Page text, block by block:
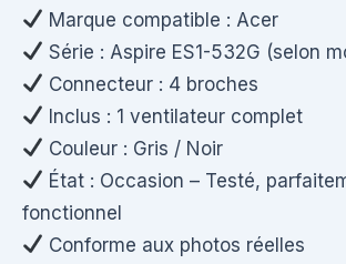
Marque compatible : Acer
Série : Aspire ES1-532G (selon
Connecteur : 4 broches
Inclus : 1 ventilateur complet
Couleur : Gris / Noir
État : Occasion – Testé,
fonctionnel
Conforme aux photos réelles